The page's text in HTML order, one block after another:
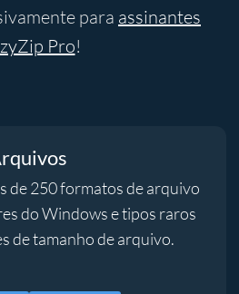
para assinantes
Pro!
de 250 formatos de arquivo
do Windows e tipos raros
de tamanho de arquivo.